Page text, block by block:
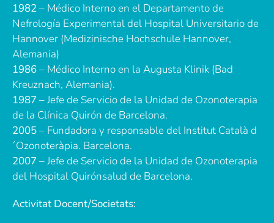
1982– Médico Interno en el Departamento de
Nefrología Experimental del Hospital Universitario de
Hannover (Medizinische Hochschule Hannover,
Alemania)
1986– Médico Interno en la Augusta Klinik (Bad
Kreuznach, Alemania).
1987 – Jefe de Servicio de la Unidad de Ozonoterapia
de la Clínica Quirón de Barcelona.
2005– Fundadora y responsable del Institut Català d
´Ozonoteràpia. Barcelona.
2007 – Jefe de Servicio de la Unidad de Ozonoterapia
del Hospital Quirónsalud de Barcelona.
Activitat Docent/Societats: